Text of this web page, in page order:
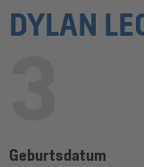
DYLAN
Geburtsdatum